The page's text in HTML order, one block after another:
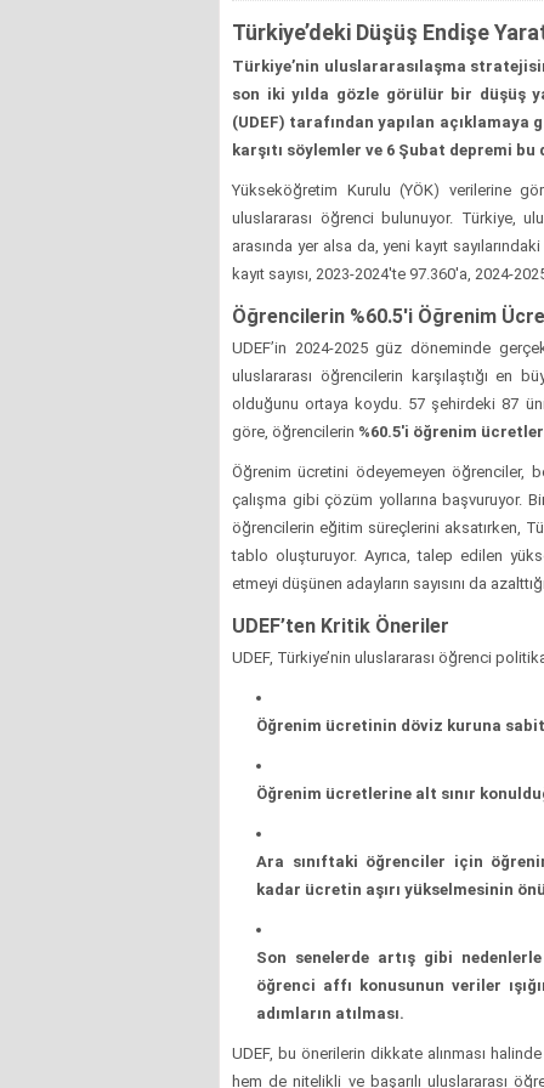
Türkiye’deki Düşüş Endişe
Türkiye’nin uluslararasılaşma
son iki yılda gözle görülür bir düşüş
(UDEF) tarafından yapılan
karşıtı söylemler ve 6 Şubat depremi
Yükseköğretim Kurulu (YÖK) verilerine
uluslararası öğrenci bulunuyor. Türkiye,
arasında yer alsa da, yeni kayıt
kayıt sayısı, 2023-2024'te 97.360'a, 2024-
Öğrencilerin %60.5'i Öğrenim
UDEF’in 2024-2025 güz döneminde
uluslararası öğrencilerin karşılaştığı en
olduğunu ortaya koydu. 57 şehirdeki 87
göre, öğrencilerin %60.5'i öğrenim
Öğrenim ücretini ödeyemeyen öğrenciler,
çalışma gibi çözüm yollarına başvuruyor.
öğrencilerin eğitim süreçlerini aksatırken,
tablo oluşturuyor. Ayrıca, talep edilen
etmeyi düşünen adayların sayısını da
UDEF’ten Kritik Öneriler
UDEF, Türkiye’nin uluslararası öğrenci
Öğrenim ücretinin döviz kuruna
Öğrenim ücretlerine alt sınır
Ara sınıftaki öğrenciler için
kadar ücretin aşırı yükselmesinin
Son senelerde artış gibi
öğrenci affı konusunun veriler
adımların atılması.
UDEF, bu önerilerin dikkate alınması
hem de nitelikli ve başarılı uluslararası